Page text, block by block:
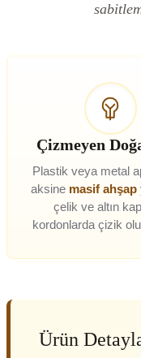
Çizmeyen
Plastik veya metal
aksine masif ahşap
çelik ve altın
kordonlarda çizik
Ürün